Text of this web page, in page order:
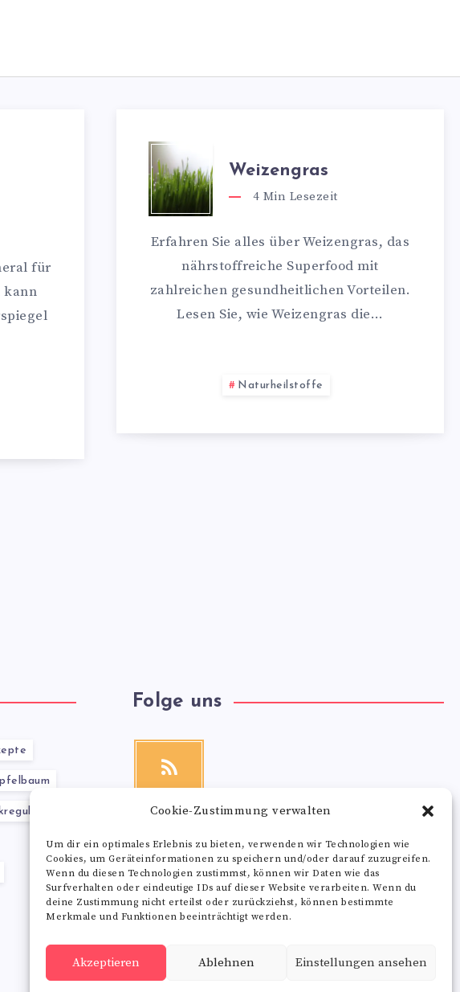
Cookie-Zustimmung verwalten
Um dir ein optimales Erlebnis zu bieten, verwenden wir Technologien wie
Cookies, um Geräteinformationen zu speichern und/oder darauf zuzugreifen.
Wenn du diesen Technologien zustimmst, können wir Daten wie das
Surfverhalten oder eindeutige IDs auf dieser Website verarbeiten. Wenn du
deine Zustimmung nicht erteilst oder zurückziehst, können bestimmte
Merkmale und Funktionen beeinträchtigt werden.
Akzeptieren Ablehnen Einstellungen ansehen
für
kann
Weizengras
4 Min Lesezeit
Erfahren Sie alles über Weizengras, das
nährstoffreiche Superfood mit
zahlreichen gesundheitlichen Vorteilen.
Lesen Sie, wie Weizengras die…
Naturheilstoffe
Folge uns
RSS
our
news!